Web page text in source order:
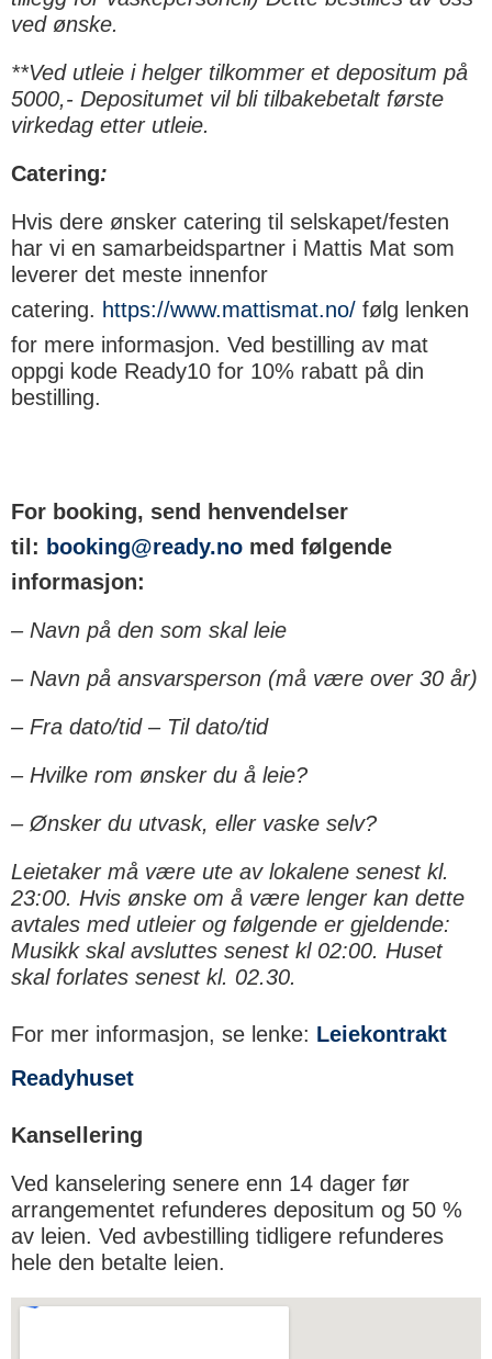
ved ønske.
**Ved utleie i helger tilkommer et depositum på
5000,- Depositumet vil bli tilbakebetalt første
virkedag etter utleie.
Catering:
Hvis dere ønsker catering til selskapet/festen
har vi en samarbeidspartner i Mattis Mat som
leverer det meste innenfor
catering. https://www.mattismat.no/ følg lenken
for mere informasjon. Ved bestilling av mat
oppgi kode Ready10 for 10% rabatt på din
bestilling.
For booking, send henvendelser
til: booking@ready.no med følgende
informasjon:
– Navn på den som skal leie
– Navn på ansvarsperson (må være over 30 år)
– Fra dato/tid – Til dato/tid
– Hvilke rom ønsker du å leie?
– Ønsker du utvask, eller vaske selv?
Leietaker må være ute av lokalene senest kl.
23:00. Hvis ønske om å være lenger kan dette
avtales med utleier og følgende er gjeldende:
Musikk skal avsluttes senest kl 02:00. Huset
skal forlates senest kl. 02.30.
For mer informasjon, se lenke: Leiekontrakt
Readyhuset
Kansellering
Ved kanselering senere enn 14 dager før
arrangementet refunderes depositum og 50 %
av leien. Ved avbestilling tidligere refunderes
hele den betalte leien.